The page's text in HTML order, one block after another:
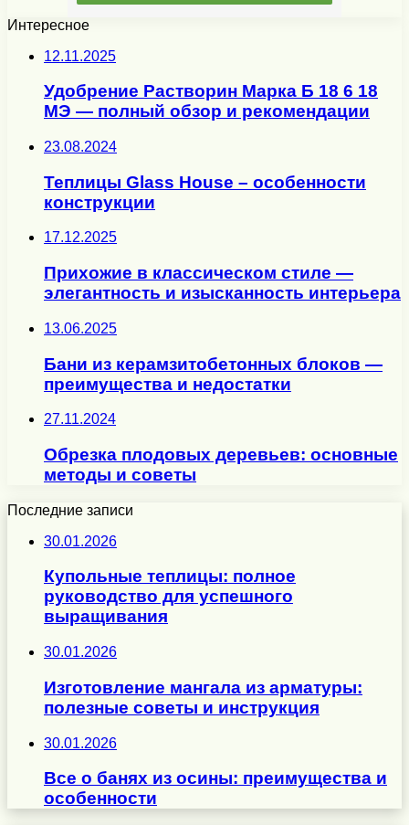
Интересное
12.11.2025
Удобрение Растворин Марка Б 18 6 18
МЭ — полный обзор и рекомендации
23.08.2024
Теплицы Glass House – особенности
конструкции
17.12.2025
Прихожие в классическом стиле —
элегантность и изысканность интерьера
13.06.2025
Бани из керамзитобетонных блоков —
преимущества и недостатки
27.11.2024
Обрезка плодовых деревьев: основные
методы и советы
Последние записи
30.01.2026
Купольные теплицы: полное
руководство для успешного
выращивания
30.01.2026
Изготовление мангала из арматуры:
полезные советы и инструкция
30.01.2026
Все о банях из осины: преимущества и
особенности